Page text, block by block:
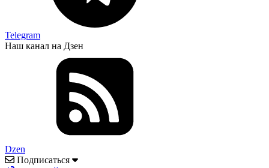
Telegram
Наш канал на Дзен
Dzen
Подписаться